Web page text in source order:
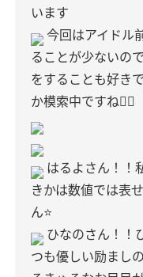
います
今回はアイドル
ることが少ないの
をすることも好き
か模索中ですね🧏‍♀️
はるよさん！！
きかは数値では表
ん⭐️
ひなのさん！！
つも優しい励まし